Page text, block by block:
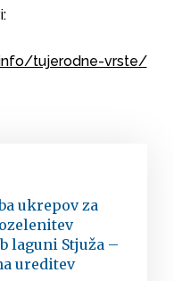
tujerodne-vrste/
ukrepov za
laguni Stjuža –
ureditev